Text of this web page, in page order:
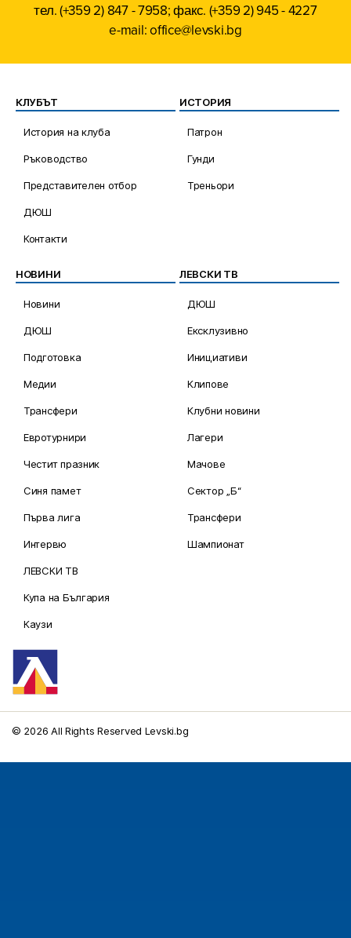
тел. (+359 2) 847 - 7958; факс. (+359 2) 945 - 4227
e-mail: office@levski.bg
КЛУБЪТ
История на клуба
Ръководство
Представителен отбор
ДЮШ
Контакти
ИСТОРИЯ
Патрон
Гунди
Треньори
НОВИНИ
Новини
ДЮШ
Подготовка
Медии
Трансфери
Евротурнири
Честит празник
Синя памет
Първа лига
Интервю
ЛЕВСКИ ТВ
Купа на България
Каузи
ЛЕВСКИ ТВ
ДЮШ
Ексклузивно
Инициативи
Клипове
Клубни новини
Лагери
Мачове
Сектор „Б“
Трансфери
Шампионат
© 2026 All Rights Reserved Levski.bg